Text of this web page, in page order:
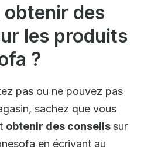
des
les produits
?
pas ou ne pouvez pas
sachez que vous
obtenir des conseilssur
en écrivant au